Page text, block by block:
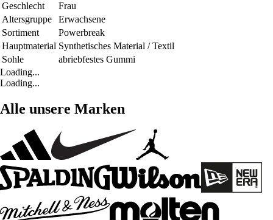
Geschlecht
Frau
Altersgruppe
Erwachsene
Sortiment
Powerbreak
Hauptmaterial Synthetisches Material / Textil
Sohle
abriebfestes Gummi
Loading...
Loading...
Alle unsere Marken